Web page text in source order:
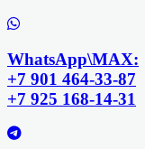
WhatsApp\MAX:
+7 901 464-33-87
+7 925 168-14-31